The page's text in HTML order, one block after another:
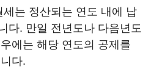
세는 정산되는 연도 내에 납
다. 만일 전년도나 다음년도
에는 해당 연도의 공제를
다.